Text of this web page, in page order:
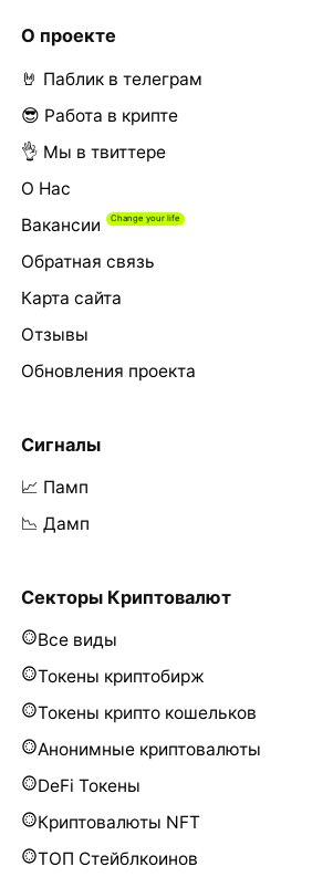
О проекте
🤘 Паблик в телеграм
😎 Работа в крипте
👌 Мы в твиттере
О Нас
Вакансии
Обратная связь
Карта сайта
Отзывы
Обновления проекта
Сигналы
📈 Памп
📉 Дамп
Секторы Криптовалют
Все виды
Токены криптобирж
Токены крипто кошельков
Анонимные криптовалюты
DeFi Токены
Криптовалюты NFT
ТОП Стейблкоинов